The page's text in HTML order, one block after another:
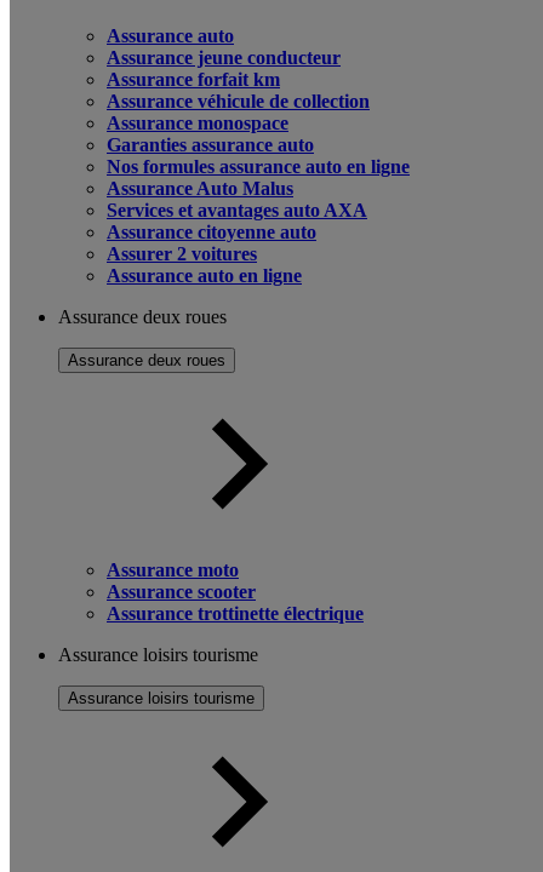
Assurance auto
Assurance jeune conducteur
Assurance forfait km
Assurance véhicule de collection
Assurance monospace
Garanties assurance auto
Nos formules assurance auto en ligne
Assurance Auto Malus
Services et avantages auto AXA
Assurance citoyenne auto
Assurer 2 voitures
Assurance auto en ligne
Assurance deux roues
Assurance deux roues
Assurance moto
Assurance scooter
Assurance trottinette électrique
Assurance loisirs tourisme
Assurance loisirs tourisme